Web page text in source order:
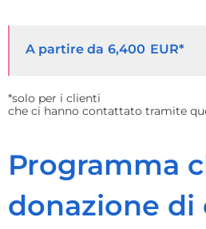
A partire da 6,400 EUR*
*solo per i clienti
che ci hanno contattato tramite
Programma
donazione di